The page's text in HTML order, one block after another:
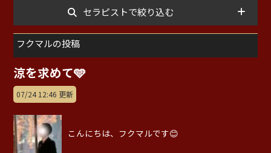
セラピストで絞り込む
フクマルの投稿
涼を求めて🩵
07/24 12:46 更新
こんにちは、フクマルです😊